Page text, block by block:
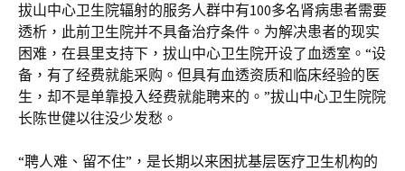
拔山中心卫生院辐射的服务人群中有100多名肾病患者需要
透析，此前卫生院并不具备治疗条件。为解决患者的现实
困难，在县里支持下，拔山中心卫生院开设了血透室。“设
备，有了经费就能采购。但具有血透资质和临床经验的医
生，却不是单靠投入经费就能聘来的。”拔山中心卫生院院
长陈世健以往没少发愁。
“聘人难、留不住”，是长期以来困扰基层医疗卫生机构的